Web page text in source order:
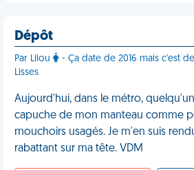
Dépôt
Par Lilou
- Ça date de 2016 mais c'est
Lisses
Aujourd'hui, dans le métro,
capuche de mon manteau comme
mouchoirs usagés. Je m'en suis
rabattant sur ma tête. VDM